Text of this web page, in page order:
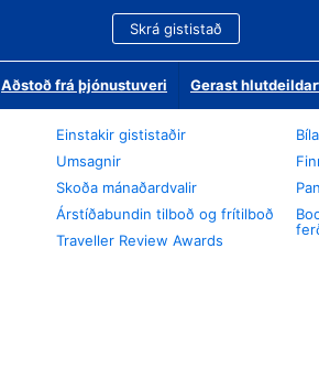
Skrá gististað
Aðstoð frá þjónustuveri Gerast
Einstakir gististaðir
Umsagnir
Skoða mánaðardvalir
Árstíðabundin tilboð og frítilboð
Traveller Review Awards